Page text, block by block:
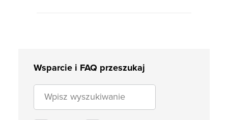
Wsparcie i FAQ przeszukaj